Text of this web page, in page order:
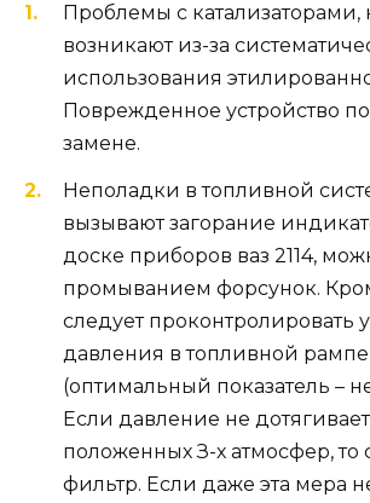
Проблемы с катализаторами,
возникают из-за
использования
Поврежденное устройство
замене.
Неполадки в топливной
вызывают загорание
доске приборов ваз 2114,
промыванием форсунок.
следует проконтролировать
давления в топливной рампе
(оптимальный показатель –
Если давление не
положенных З-х атмосфер, то
фильтр. Если даже эта мера